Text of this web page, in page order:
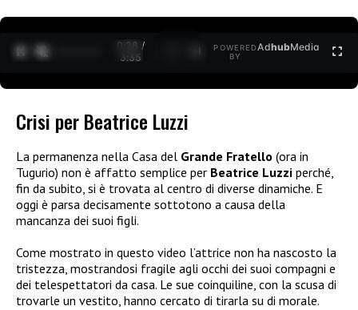
0:30 /
3:35
POWERED
BY
AdhubMedia
Crisi per Beatrice Luzzi
La permanenza nella Casa del Grande Fratello (ora in
Tugurio) non è affatto semplice per Beatrice Luzzi perché,
fin da subito, si è trovata al centro di diverse dinamiche. E
oggi è parsa decisamente sottotono a causa della
mancanza dei suoi figli.
Come mostrato in questo video l’attrice non ha nascosto la
tristezza, mostrandosi fragile agli occhi dei suoi compagni e
dei telespettatori da casa. Le sue coinquiline, con la scusa di
trovarle un vestito, hanno cercato di tirarla su di morale.